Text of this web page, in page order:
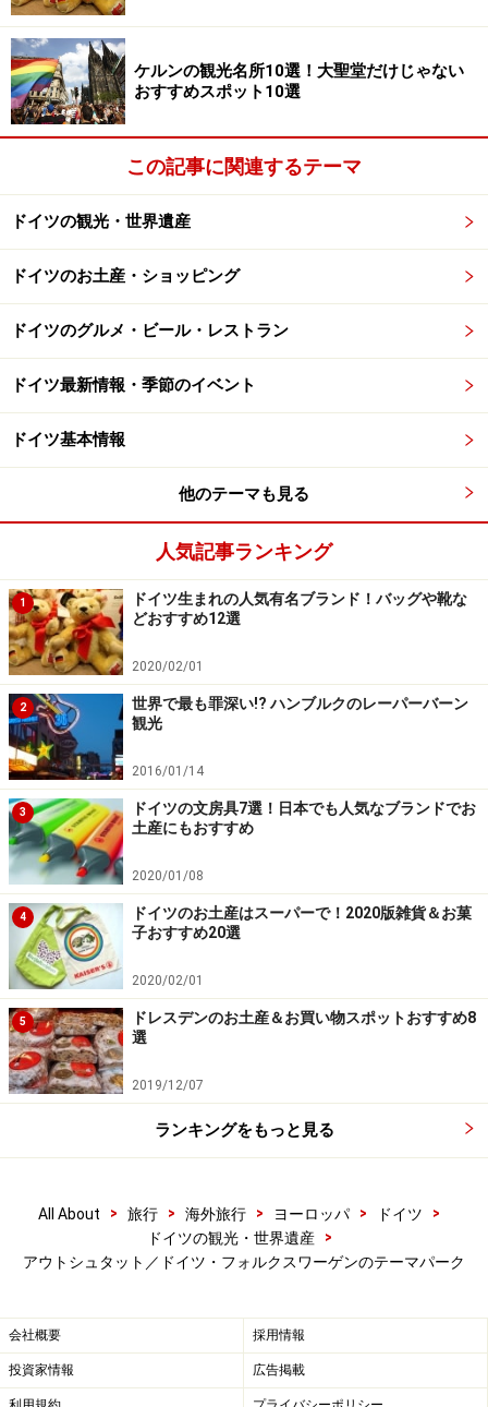
プフォーラム）」は各種アトラクションや展示、レスト
ランやショップなどが入るメインの建物。ここではVWの
品質や安全性、社会的責任、環境意識といった企業理念
を楽しみながら知ることができます。
アウトシュタットが掲げるテーマの一つが「サステナビ
リティ（持続可能性）」。中に入るとまず目に飛び込ん
でくる大きな地球儀。その下のガラス張りの床に埋め込
まれたたくさんの地球儀には、各国の車の生産数、地雷
抱える問題が記されています。そのほか自分で車をデザ
インできるコーナーや環境に優しい燃料作りを体験でき
るブースなど、大人も子どもも楽しめるアトラクション
が充実。体験ドライビングでは子ども向けのコースもあ
り本物そっくりの運転免許証を発行してもらえます。
カーマニア垂涎の名車がずらり！
車の博物館「Zeit Haus」にはクルマ好きを夢中にさせる歴
史的名車がずらり！
アウトシュタット内にはVWをはじめグループ傘下のアウ
ディ、ポルシェ、ランボルギーニなどの独立したパビリ
オンが建ち、各社が趣向を凝らしてアピールしていま
す。車の博物館「Zeit Haus（タイムハウス）」では、世
界初のガソリン自動車であるベンツの三輪車やキャデラ
ックにシトロエン、ジョン・レノン特注のVWビートルな
どなどカーマニア垂涎の歴史的名車がずらり。世界で一
番来場者数の多い自動車博物館というのも頷けます。
800台の車が待つ納車センター「カータワ
ー」
タワー内をコンテナで上昇するアトラクションでは車の気持
トのシンボルともいえる「Auto Ture（カータワー）」。
この塔の中には、納車を待つ新車約800台が保管されて
じように）タワー内部のコンテナに乗って運ばれるアト
ラクション。展望台からはアウトシュタットが一望でき
ます。
ケルンの観光名所10選！大聖堂だけじゃない
おすすめスポット10選
この記事に関連するテーマ
ドイツの観光・世界遺産
ドイツのお土産・ショッピング
ドイツのグルメ・ビール・レストラン
ドイツ最新情報・季節のイベント
ドイツ基本情報
他のテーマも見る
人気記事ランキング
1
ドイツ生まれの人気有名ブランド！バッグや靴な
どおすすめ12選
2020/02/01
2
世界で最も罪深い!? ハンブルクのレーパーバーン
観光
2016/01/14
3
ドイツの文房具7選！日本でも人気なブランドでお
土産にもおすすめ
2020/01/08
4
ドイツのお土産はスーパーで！2020版雑貨＆お菓
子おすすめ20選
2020/02/01
5
ドレスデンのお土産＆お買い物スポットおすすめ8
選
2019/12/07
ランキングをもっと見る
All About > 旅行 > 海外旅行 > ヨーロッパ > ドイツ
>
ドイツの観光・世界遺産
>
アウトシュタット／ドイツ・フォルクスワーゲンのテーマパーク
会社概要 採用情報
投資家情報 広告掲載